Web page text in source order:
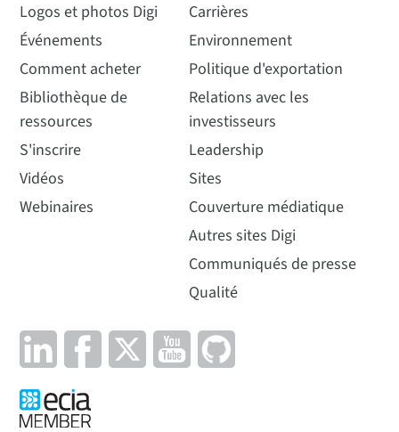
Logos et photos Digi
Événements
Comment acheter
Bibliothèque de
ressources
S'inscrire
Vidéos
Webinaires
Carrières
Environnement
Politique d'exportation
Relations avec les
investisseurs
Leadership
Sites
Couverture médiatique
Autres sites Digi
Communiqués de presse
Qualité